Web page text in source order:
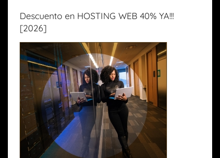
Descuento en HOSTING WEB 40% YA!!!
[2026]